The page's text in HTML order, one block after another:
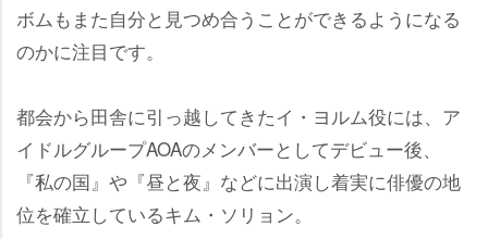
ボムもまた自分と見つめ合うことができるようになる
のかに注目です。
都会から田舎に引っ越してきたイ・ヨルム役には、ア
イドルグループAOAのメンバーとしてデビュー後、
『私の国』や『昼と夜』などに出演し着実に俳優の地
位を確立しているキム・ソリョン。